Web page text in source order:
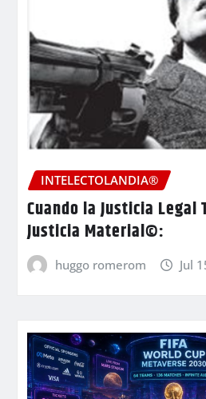
INTELECTOLANDIA®
Cuando la Justicia Legal
Justicia Material©:
huggo romerom Jul